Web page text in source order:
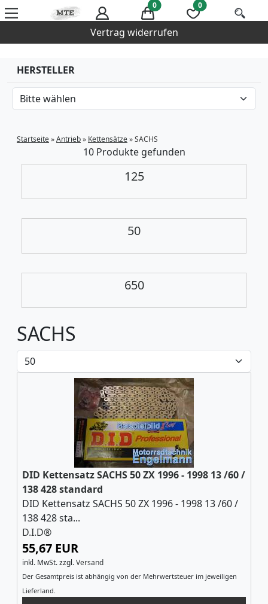
0 0
Vertrag widerrufen
HERSTELLER
Startseite»Antrieb» Kettensätze»SACHS
10 Produkte gefunden
125
50
650
SACHS
DID Kettensatz SACHS 50 ZX 1996 - 1998 13 /60 /
138 428 standard
DID Kettensatz SACHS 50 ZX 1996 - 1998 13 /60 /
138 428 sta...
D.I.D®
55,67 EUR
inkl. MwSt.zzgl.Versand
Der Gesamtpreis ist abhängig von der Mehrwertsteuer im jeweiligen
Lieferland.